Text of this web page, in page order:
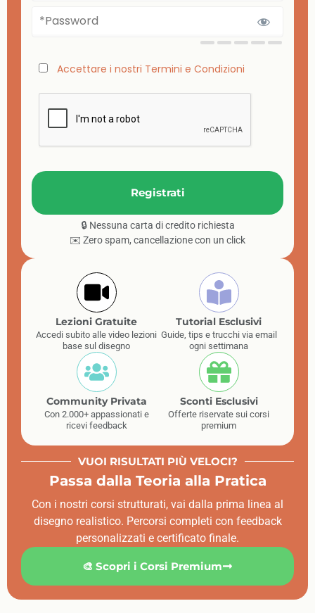
Accettare i nostri Termini e Condizioni
🔒 Nessuna carta di credito richiesta
✉️ Zero spam, cancellazione con un click
Lezioni Gratuite
Accedi subito alle video lezioni
base sul disegno
Tutorial Esclusivi
Guide, tips e trucchi via email
ogni settimana
Community Privata
Con 2.000+ appassionati e
ricevi feedback
Sconti Esclusivi
Offerte riservate sui corsi
premium
VUOI RISULTATI PIÙ VELOCI?
Passa dalla Teoria alla Pratica
Con i nostri corsi strutturati, vai dalla prima linea al
disegno realistico. Percorsi completi con feedback
personalizzati e certificato finale.
🎨 Scopri i Corsi Premium